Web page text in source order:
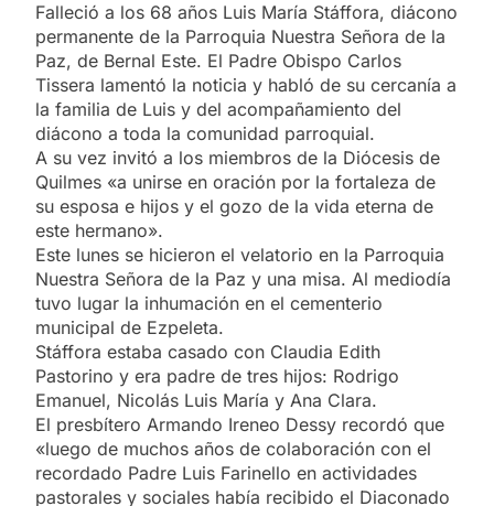
Falleció a los 68 años Luis María Stáffora, diácono
permanente de la Parroquia Nuestra Señora de la
Paz, de Bernal Este. El Padre Obispo Carlos
Tissera lamentó la noticia y habló de su cercanía a
la familia de Luis y del acompañamiento del
diácono a toda la comunidad parroquial.
A su vez invitó a los miembros de la Diócesis de
Quilmes «a unirse en oración por la fortaleza de
su esposa e hijos y el gozo de la vida eterna de
este hermano».
Este lunes se hicieron el velatorio en la Parroquia
Nuestra Señora de la Paz y una misa. Al mediodía
tuvo lugar la inhumación en el cementerio
municipal de Ezpeleta.
Stáffora estaba casado con Claudia Edith
Pastorino y era padre de tres hijos: Rodrigo
Emanuel, Nicolás Luis María y Ana Clara.
El presbítero Armando Ireneo Dessy recordó que
«luego de muchos años de colaboración con el
recordado Padre Luis Farinello en actividades
pastorales y sociales había recibido el Diaconado